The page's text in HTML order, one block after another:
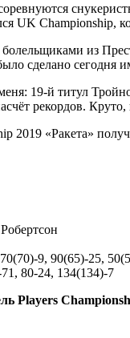
UK Championship,
болельщиками из
сделано сегодня
19-й титул
рекордов.
2019 «Ракета»
9, 90(65)-25,
80-24, 134(134)-7
Players